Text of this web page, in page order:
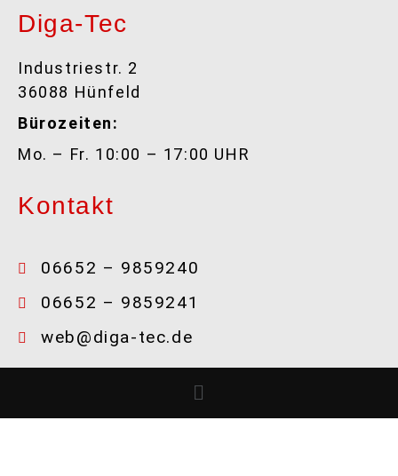
Diga-Tec
Industriestr. 2
36088 Hünfeld
Bürozeiten:
Mo. – Fr. 10:00 – 17:00 UHR
Kontakt
06652 – 9859240
06652 – 9859241
web@diga-tec.de